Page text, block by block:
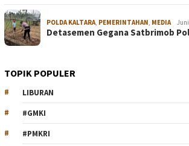
POLDA KALTARA PEMERINTAHAN MEDIA Juni
Detasemen Gegana Satbrimob
TOPIK POPULER
LIBURAN
#GMKI
#PMKRI